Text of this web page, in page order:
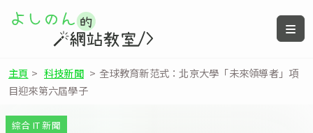
主頁 > 科技新聞 > 全球教育新范式：北京大學「未來領導者」項
目迎來第六屆學子
綜合 IT 新聞